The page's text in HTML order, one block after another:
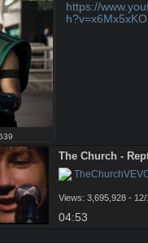
https://
The Church -
Views: 3,695,928 -
04:53